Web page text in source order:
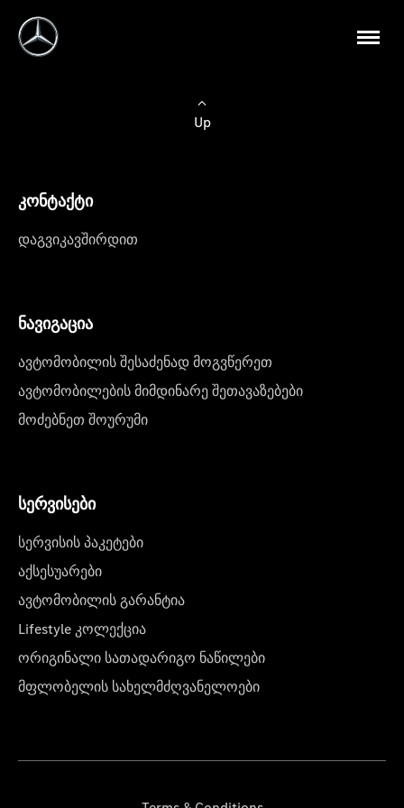
Up
კონტაქტი
დაგვიკავშირდით
ნავიგაცია
ავტომობილის შესაძენად მოგვწერეთ
ავტომობილების მიმდინარე შეთავაზებები
მოძებნეთ შოურუმი
სერვისები
სერვისის პაკეტები
აქსესუარები
ავტომობილის გარანტია
Lifestyle კოლექცია
ორიგინალი სათადარიგო ნაწილები
მფლობელის სახელმძღვანელოები